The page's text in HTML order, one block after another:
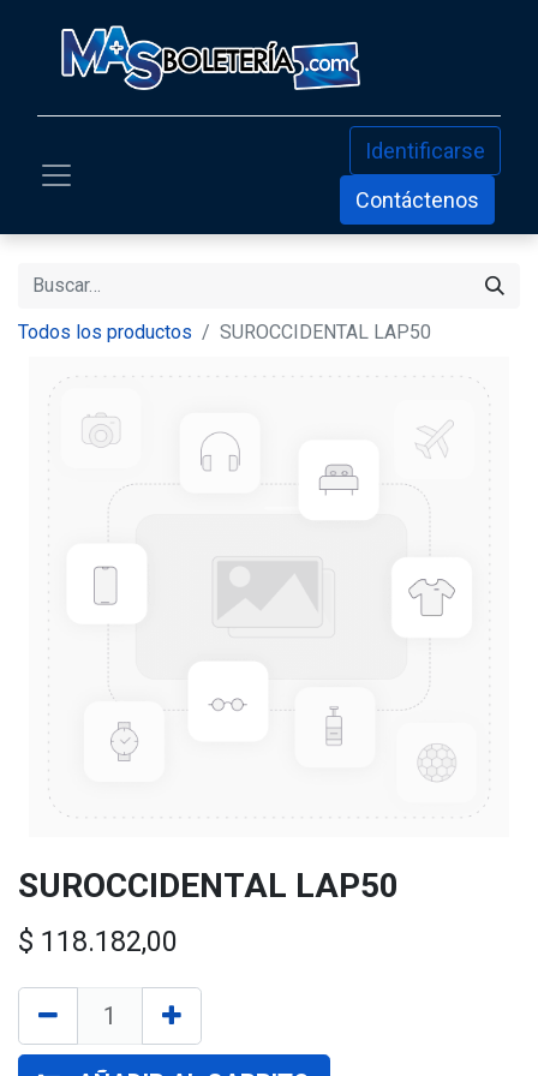
Identificarse
Contáctenos
Todos los productos SUROCCIDENTAL LAP50
SUROCCIDENTAL LAP50
$ 118.182,00